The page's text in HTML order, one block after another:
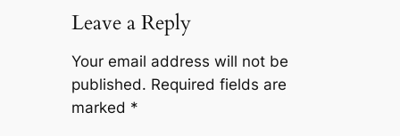
Leave a Reply
Your email address will not be
published. Required fields are
marked *